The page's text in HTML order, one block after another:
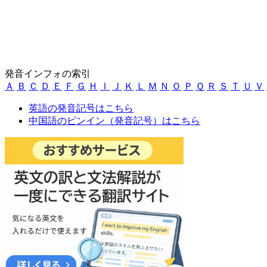
発音インフォの索引
Ａ
Ｂ Ｃ Ｄ Ｅ Ｆ Ｇ Ｈ Ｉ Ｊ Ｋ Ｌ Ｍ Ｎ Ｏ Ｐ Ｑ Ｒ Ｓ Ｔ Ｕ Ｖ
英語の発音記号はこちら
中国語のピンイン（発音記号）はこちら